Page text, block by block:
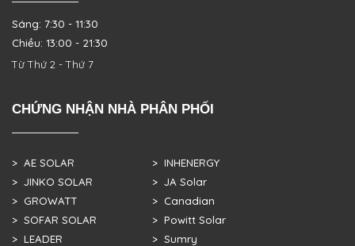
Sáng: 7:30 - 11:30
Chiều: 13:00 - 21:30
Từ Thứ 2 - Thứ 7
CHỨNG NHẬN NHÀ PHÂN PHỐI
> AE SOLAR
> JINKO SOLAR
> GROWATT
> SOFAR SOLAR
> LEADER
> INHENERGY
> JA Solar
> Canadian
> Powitt Solar
> Sumry